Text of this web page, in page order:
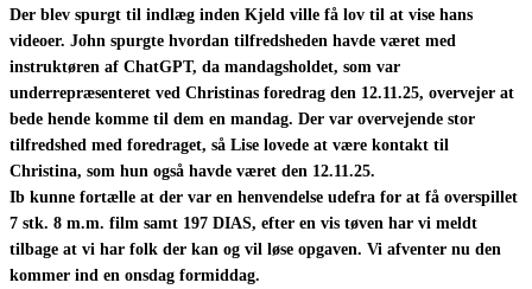
Der blev spurgt til indlæg inden Kjeld ville få lov til at vise hans
videoer. John spurgte hvordan tilfredsheden havde været med
instruktøren af ChatGPT, da mandagsholdet, som var
underrepræsenteret ved Christinas foredrag den 12.11.25, overvejer at
bede hende komme til dem en mandag. Der var overvejende stor
tilfredshed med foredraget, så Lise lovede at være kontakt til
Christina, som hun også havde været den 12.11.25.
Ib kunne fortælle at der var en henvendelse udefra for at få overspillet
7 stk. 8 m.m. film samt 197 DIAS, efter en vis tøven har vi meldt
tilbage at vi har folk der kan og vil løse opgaven. Vi afventer nu den
kommer ind en onsdag formiddag.